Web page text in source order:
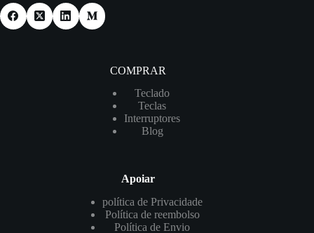
COMPRAR
Teclado
Teclas
Interruptores
Blog
Apoiar
política de Privacidade
Política de reembolso
Política de Envio